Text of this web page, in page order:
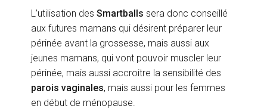
L’utilisation desSmartballs sera donc conseillé
aux futures mamans qui désirent préparer leur
périnée avant la grossesse, mais aussi aux
jeunes mamans, qui vont pouvoir muscler leur
périnée, mais aussi accroitre la sensibilité des
parois vaginales, mais aussi pour les femmes
en début de ménopause.